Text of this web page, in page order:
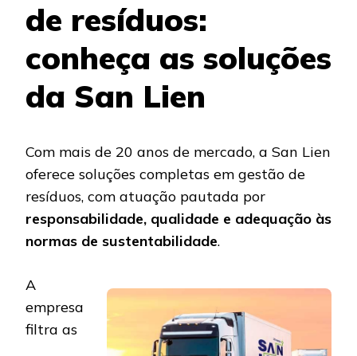
de resíduos:
conheça as soluções
da San Lien
Com mais de 20 anos de mercado, a San Lien
oferece soluções completas em gestão de
resíduos, com atuação pautada por
responsabilidade, qualidade e adequação às
normas de sustentabilidade.
A
empresa
filtra as